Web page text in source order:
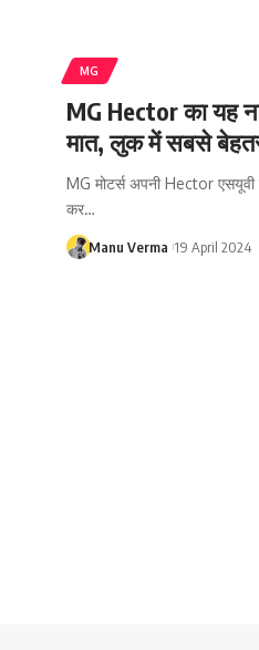
MG
MG Hector का यह
मात, लुक में सबसे
MG मोटर्स अपनी Hector एसयूवी
कर…
Manu Verma 19 April 2024